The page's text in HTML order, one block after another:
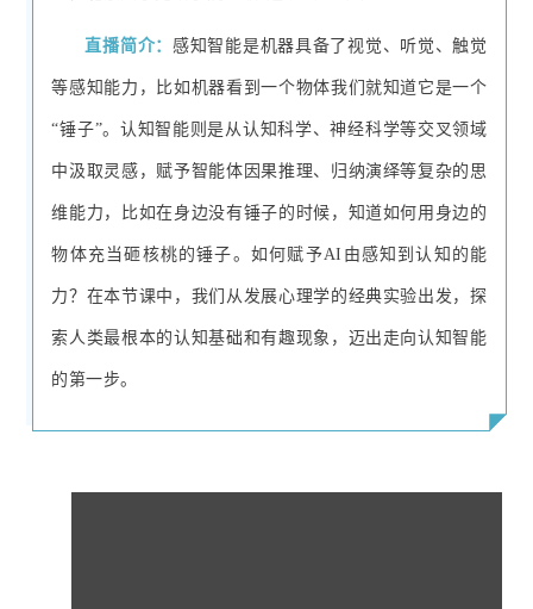
直播简介： 感知智能是机器具备了视觉、听觉、触觉
等感知能力，比如机器看到一个物体我们就知道它是一个
“锤子”。认知智能则是从认知科学、神经科学等交叉领域
中汲取灵感，赋予智能体因果推理、归纳演绎等复杂的思
维能力，比如在身边没有锤子的时候，知道如何用身边的
物体充当砸核桃的锤子。如何赋予AI由感知到认知的能
力？在本节课中，我们从发展心理学的经典实验出发，探
索人类最根本的认知基础和有趣现象，迈出走向认知智能
的第一步。